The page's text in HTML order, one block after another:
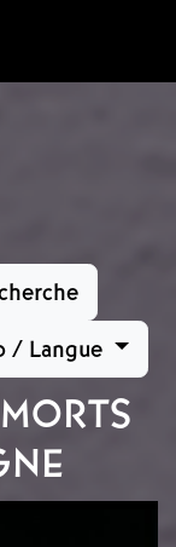
/ Langue